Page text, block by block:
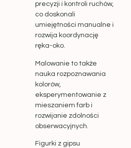
precyzji i kontroli ruchów,
co doskonali
umiejętności manualne i
rozwija koordynację
ręka-oko.
Malowanie to także
nauka rozpoznawania
kolorów,
eksperymentowanie z
mieszaniem farb i
rozwijanie zdolności
obserwacyjnych.
Figurki z gipsu